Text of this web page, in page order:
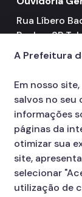
Rua Líbero
Paulo - SP
Contatos
call 156
A Prefeitura
Em nosso
salvos no seu
informações
páginas da
otimizar sua
site,
selecionar
utilização de